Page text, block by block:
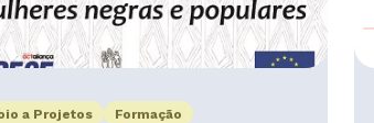
a Projetos
Formação